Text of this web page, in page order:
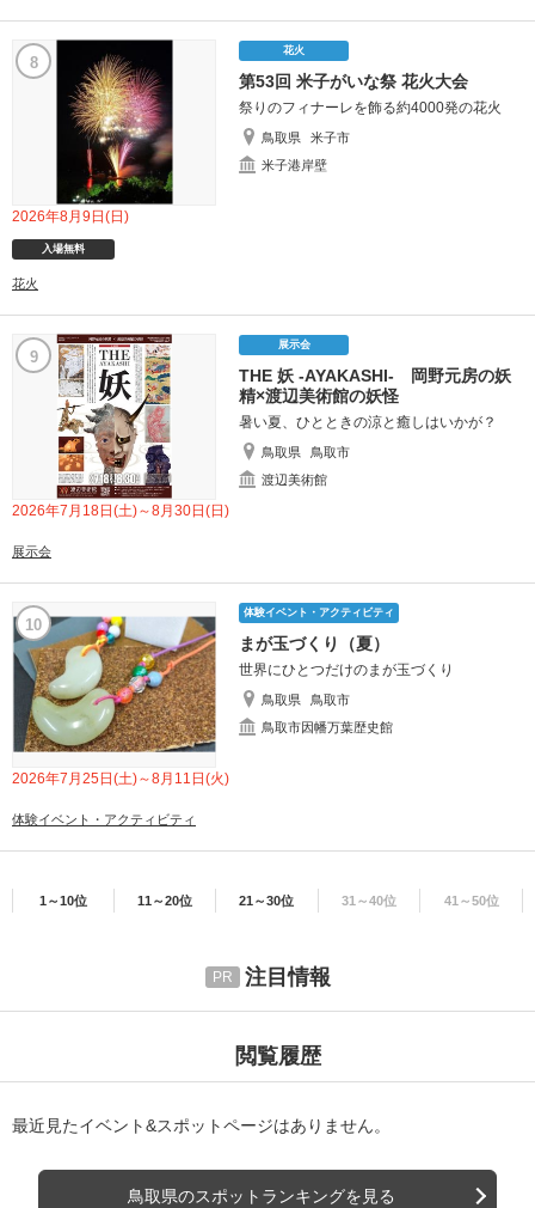
8
花火
第53回 米子がいな祭 花火大会
祭りのフィナーレを飾る約4000発の花火
鳥取県
米子市
米子港岸壁
2026年8月9日(日)
入場無料
花火
9
展示会
THE 妖 -AYAKASHI- 岡野元房の妖
精×渡辺美術館の妖怪
暑い夏、ひとときの涼と癒しはいかが？
鳥取県
鳥取市
渡辺美術館
2026年7月18日(土)～8月30日(日)
展示会
10
体験イベント・アクティビティ
まが玉づくり（夏）
世界にひとつだけのまが玉づくり
鳥取県
鳥取市
鳥取市因幡万葉歴史館
2026年7月25日(土)～8月11日(火)
体験イベント・アクティビティ
1～10位 11～20位 21～30位 31～40位 41～50位
注目情報
閲覧履歴
最近見たイベント&スポットページはありません。
鳥取県のスポットランキングを見る